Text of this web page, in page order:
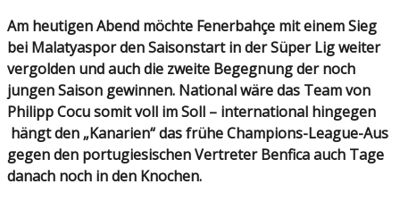
Am heutigen Abend möchte Fenerbahçe mit einem Sieg
bei Malatyaspor den Saisonstart in der Süper Lig weiter
vergolden und auch die zweite Begegnung der noch
jungen Saison gewinnen. National wäre das Team von
Philipp Cocu somit voll im Soll – international hingegen
hängt den „Kanarien“ das frühe Champions-League-Aus
gegen den portugiesischen Vertreter Benfica auch Tage
danach noch in den Knochen.